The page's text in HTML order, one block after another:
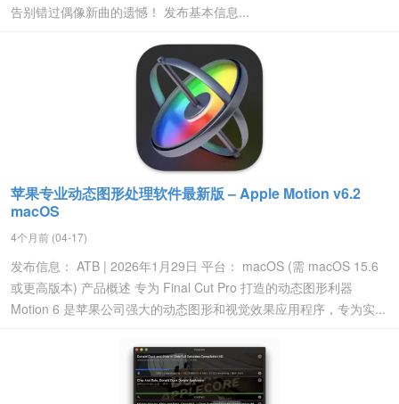
告别错过偶像新曲的遗憾！ 发布基本信息...
苹果专业动态图形处理软件最新版 – Apple Motion v6.2
macOS
4个月前 (04-17)
发布信息： ATB | 2026年1月29日 平台： macOS (需 macOS 15.6
或更高版本) 产品概述 专为 Final Cut Pro 打造的动态图形利器
Motion 6 是苹果公司强大的动态图形和视觉效果应用程序，专为实...